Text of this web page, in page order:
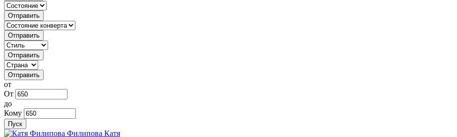
Отправить
Отправить
Отправить
Отправить
от
От
до
Кому
Пуск